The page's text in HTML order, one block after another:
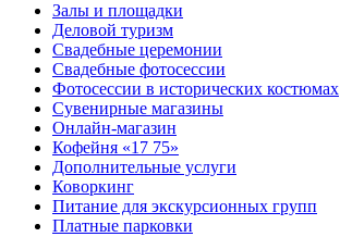
Залы и площадки
Деловой туризм
Свадебные церемонии
Свадебные фотосессии
Фотосессии в исторических костюмах
Сувенирные магазины
Онлайн-магазин
Кофейня «17 75»
Дополнительные услуги
Коворкинг
Питание для экскурсионных групп
Платные парковки